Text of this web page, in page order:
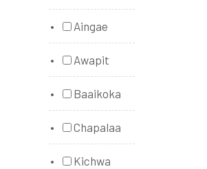
Aingae
Awapit
Baaikoka
Chapalaa
Kichwa